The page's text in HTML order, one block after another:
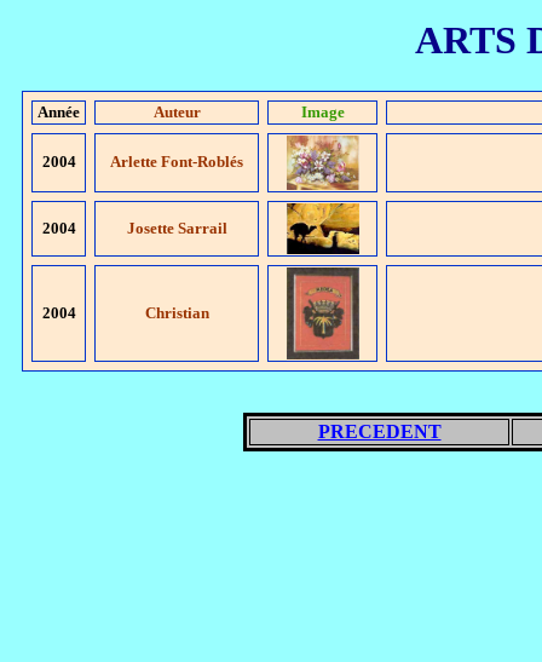
ARTS
Année Auteur Image
2004 Arlette Font-Roblés
2004 Josette Sarrail
2004 Christian
PRECEDENT